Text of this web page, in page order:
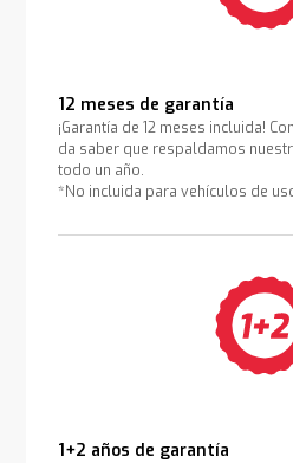
12 meses de garantía
¡Garantía de 12 meses incluida!
da saber que respaldamos
todo un año.
*No incluida para vehículos de
1+2 años de garantía